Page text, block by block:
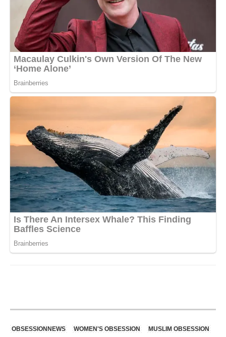
OBSESSIONNEWS WOMEN'S OBSESSION MUSLIM OBSESSION